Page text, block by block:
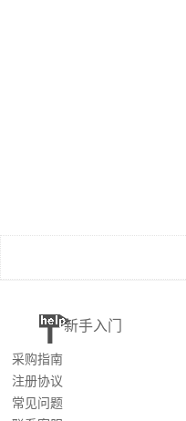
新手入门
采购指南
注册协议
常见问题